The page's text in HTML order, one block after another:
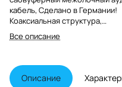
кабель, Сделано в Германии!
Коаксиальная структура,
посеребренная
медь OFC, двойной экран,
24К.
Все описание
Описание